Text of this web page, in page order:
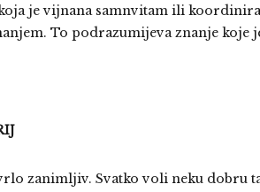
je vijnana samnvitam ili
To podrazumijeva znanje koje
zanimljiv. Svatko voli neku dobru